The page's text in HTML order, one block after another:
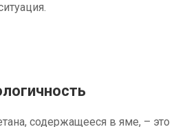
содержащееся в яме, – это